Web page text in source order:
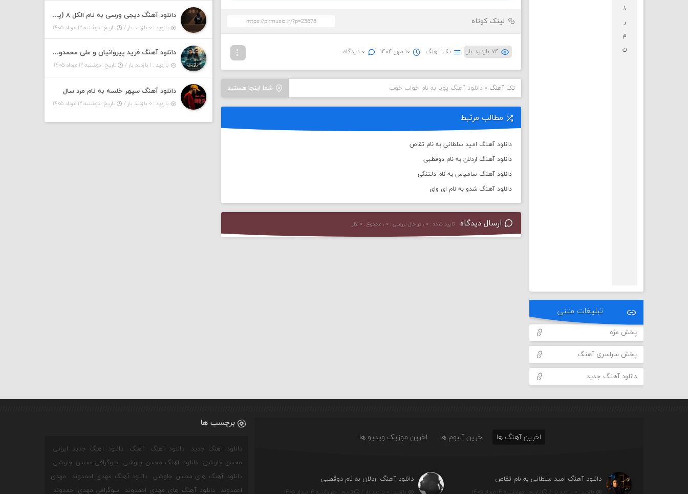
لینک کوتاه
۷۴ بازدید بار تک آهنگ ۱۰ مهر ۱۴۰۴ ۰ دیدگاه
شما اینجا هستید تک آهنگ »دانلود آهنگ پویا به نام خواب خوب
مطالب مرتبط
دانلود آهنگ امید سلطانی به نام تقاص
دانلود آهنگ اردلان به نام دوقطبی
دانلود آهنگ سامیاس به نام دلتنگی
دانلود آهنگ شدو به نام ای وای
ارسال دیدگاه تایید شده : ۰ ، در حال بررسی : ۰ ، مجموع : ۰ نظر
ذ
ر
م
ن
تبلیغات متنی
پخش مژه
پخش سراسری آهنگ
دانلود آهنگ جدید
دانلود آهنگ دیجی ورسی به نام الکل ۸ (پادکست)
بازدید : ۰ بازدید بار / تاریخ : دوشنبه ۱۲ مرداد ۱۴۰۵
دانلود آهنگ فرید پیروانیان و علی محمدوند به نام اَبَر قدرت
بازدید : ۱ بازدید بار / تاریخ : دوشنبه ۱۲ مرداد ۱۴۰۵
دانلود آهنگ سپهر خلسه به نام مرد سال
بازدید : ۰ بازدید بار / تاریخ : دوشنبه ۱۲ مرداد ۱۴۰۵
اخرین آهنگ ها اخرین آلبوم ها اخرین موزیک ویدیو ها
دانلود آهنگ امید سلطانی به نام تقاص
بازدید : ۰ بازدید بار / تاریخ : چهارشنبه ۱۴ مرداد ۱۴۰۵
دانلود آهنگ اردلان به نام دوقطبی
بازدید : ۰ بازدید بار / تاریخ : چهارشنبه ۱۴ مرداد ۱۴۰۵
برچسب ها
دانلود آهنگ جدید دانلود آهنگ آهنگ
دانلود آهنگ جدید ایرانی
محسن چاوشی
دانلود آهنگ محسن چاوشی
بیوگرافی محسن چاوشی
دانلود آهنگ های محسن چاوشی
دانلود آهنگ مهدی احمدوند
مهدی
احمدوند
دانلود آهنگ های مهدی احمدوند بیوگرافی مهدی احمدوند